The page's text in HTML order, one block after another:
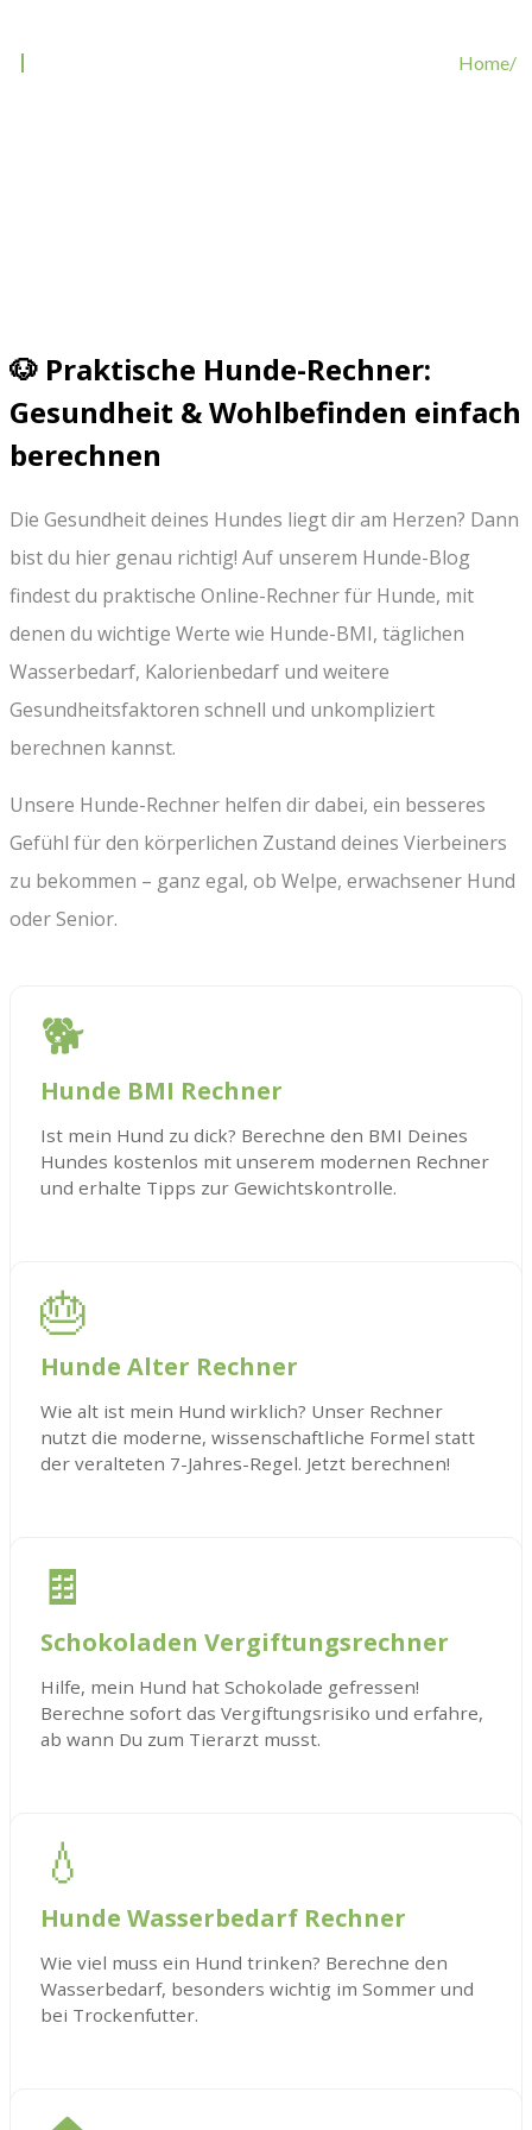
Home/
🐶 Praktische Hunde-Rechner:
Gesundheit & Wohlbefinden einfach
berechnen
Die Gesundheit deines Hundes liegt dir am Herzen? Dann
bist du hier genau richtig! Auf unserem Hunde-Blog
findest du praktische Online-Rechner für Hunde, mit
denen du wichtige Werte wie Hunde-BMI, täglichen
Wasserbedarf, Kalorienbedarf und weitere
Gesundheitsfaktoren schnell und unkompliziert
berechnen kannst.
Unsere Hunde-Rechner helfen dir dabei, ein besseres
Gefühl für den körperlichen Zustand deines Vierbeiners
zu bekommen – ganz egal, ob Welpe, erwachsener Hund
oder Senior.
🐕
Hunde BMI Rechner
Ist mein Hund zu dick? Berechne den BMI Deines
Hundes kostenlos mit unserem modernen Rechner
und erhalte Tipps zur Gewichtskontrolle.
🎂
Hunde Alter Rechner
Wie alt ist mein Hund wirklich? Unser Rechner
nutzt die moderne, wissenschaftliche Formel statt
der veralteten 7-Jahres-Regel. Jetzt berechnen!
🍫
Schokoladen Vergiftungsrechner
Hilfe, mein Hund hat Schokolade gefressen!
Berechne sofort das Vergiftungsrisiko und erfahre,
ab wann Du zum Tierarzt musst.
💧
Hunde Wasserbedarf Rechner
Wie viel muss ein Hund trinken? Berechne den
Wasserbedarf, besonders wichtig im Sommer und
bei Trockenfutter.